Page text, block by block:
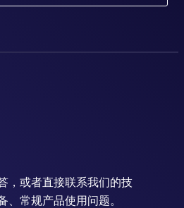
，或者直接联系我们的技
常规产品使用问题。